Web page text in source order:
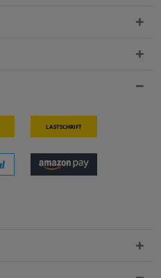
Lastschrift